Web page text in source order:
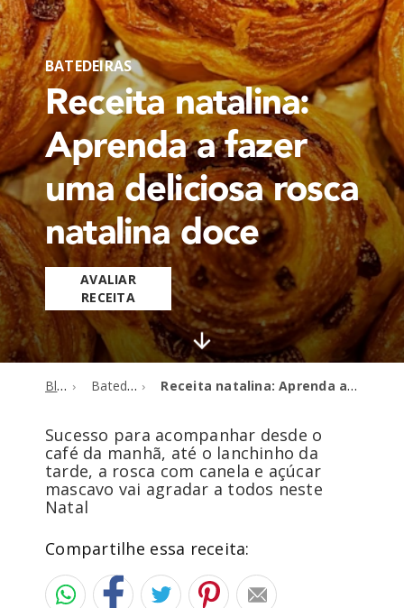
BATEDEIRAS
Receita natalina:
Aprenda a fazer
uma deliciosa rosca
natalina doce
AVALIAR
RECEITA
Blog Batedeiras Receita natalina: Aprenda a fazer uma deliciosa rosca natalina doce
Sucesso para acompanhar desde o
café da manhã, até o lanchinho da
tarde, a rosca com canela e açúcar
mascavo vai agradar a todos neste
Natal
Compartilhe essa receita: